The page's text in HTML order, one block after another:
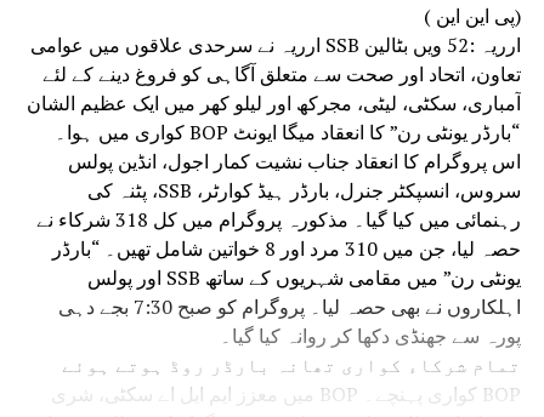
(پی این این )
ارریہ :52 ویں بٹالین SSB ارریہ نے سرحدی علاقوں میں عوامی
تعاون، اتحاد اور صحت سے متعلق آگاہی کو فروغ دینے کے لئے
آمباری، سکٹی، لیٹی، مجرکھ اور لیلو کھر میں ایک عظیم الشان
“بارڈر یونٹی رن” کا انعقاد میگا ایونٹ BOP کواری میں ہوا۔
اس پروگرام کا انعقاد جناب نشیت کمار اجول، انڈین پولس
سروس، انسپکٹر جنرل، بارڈر ہیڈ کوارٹر، SSB، پٹنہ کی
رہنمائی میں کیا گیا۔ مذکورہ پروگرام میں کل 318 شرکاء نے
حصہ لیا، جن میں 310 مرد اور 8 خواتین شامل تھیں۔ “بارڈر
یونٹی رن” میں مقامی شہریوں کے ساتھ SSB اور پولس
اہلکاروں نے بھی حصہ لیا۔ پروگرام کو صبح 7:30 بجے دہی
پورہ سے جھنڈی دکھا کر روانہ کیا گیا۔
تمام شرکاء کواری تھانہ بارڈر روڈ ہوتے ہوئے
BOP کواری پہنچے۔ BOP میں معزز ایم ایل اے سکٹی، شری